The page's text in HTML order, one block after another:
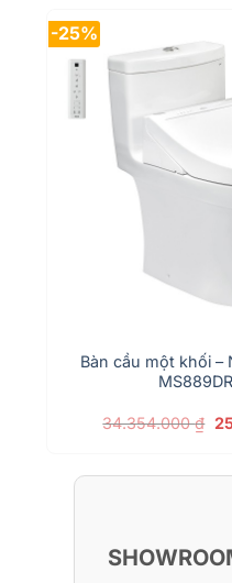
-25%
Bàn cầu một khối –
34.354.000₫